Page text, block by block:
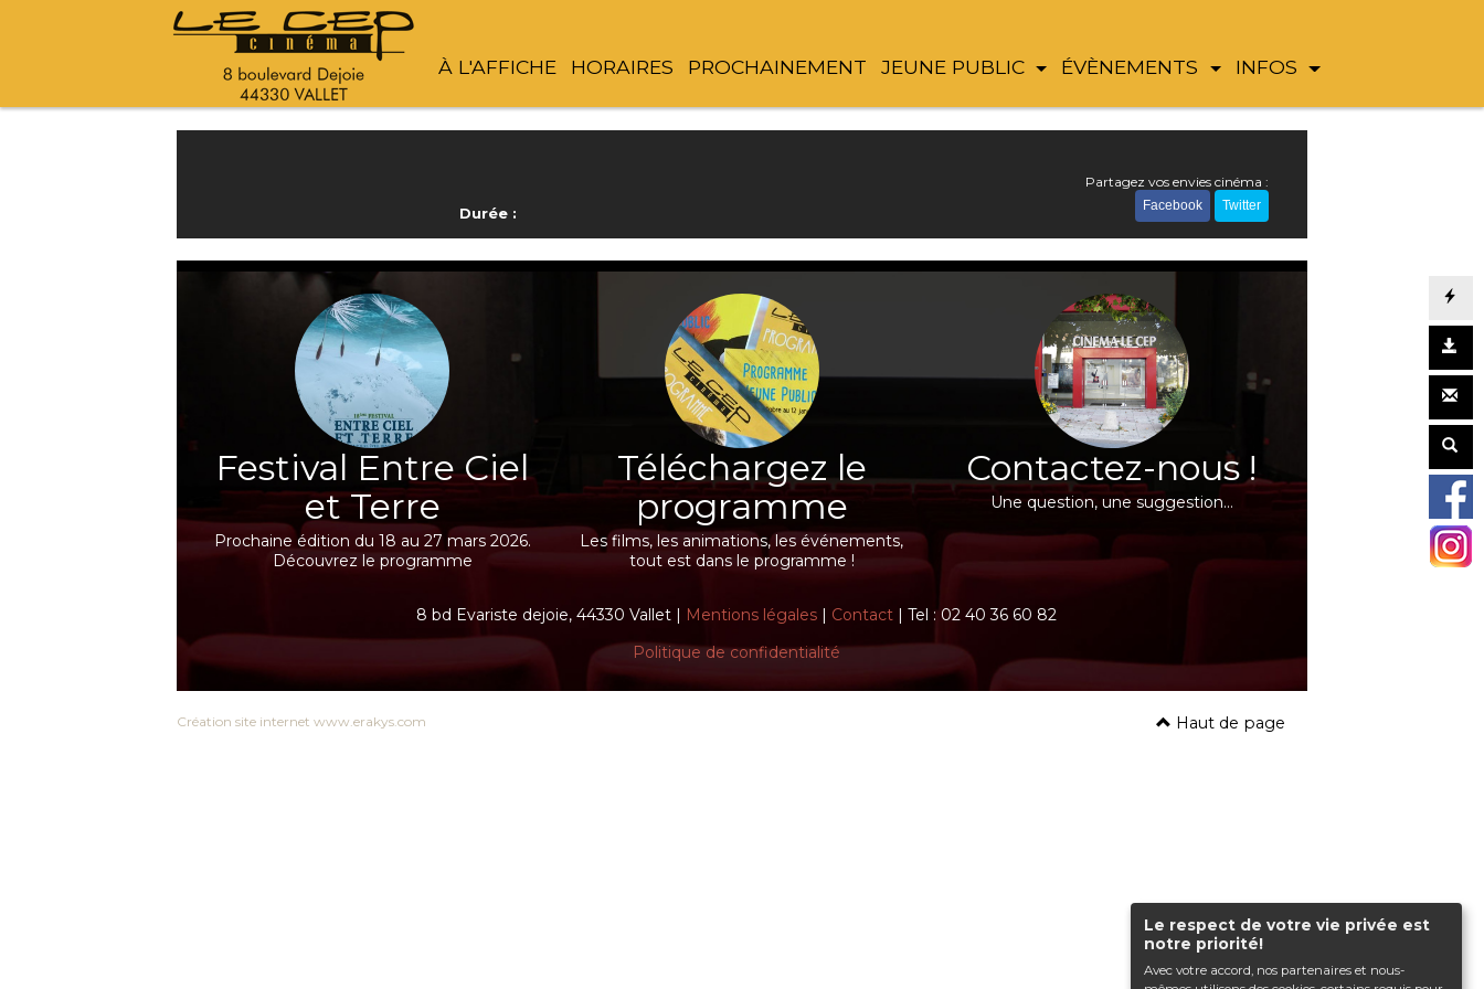
Le respect de votre vie privée est
notre priorité!
Avec votre accord, nos partenaires et nous-
À L'AFFICHE HORAIRES PROCHAINEMENT JEUNE PUBLIC ÉVÈNEMENTS INFOS
Durée :
Partagez vos envies cinéma :
Facebook Twitter
Festival Entre Ciel
et Terre
Prochaine édition du 18 au 27 mars 2026.
Découvrez le programme
Téléchargez le
programme
Les films, les animations, les événements,
tout est dans le programme !
Contactez-nous !
Une question, une suggestion…
8 bd Evariste dejoie, 44330 Vallet | Mentions légales | Contact | Tel : 02 40 36 60 82
Politique de confidentialité
Haut de page
Création site internet www.erakys.com